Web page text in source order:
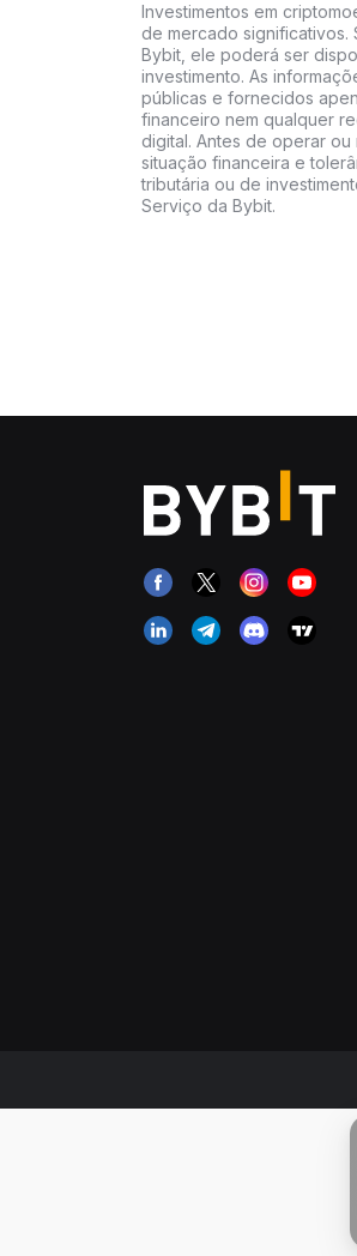
Investimentos em
de mercado
Bybit, ele poderá ser
investimento. As
públicas e fornecidos
financeiro nem qualquer
digital. Antes de operar
situação financeira e
tributária ou de
Serviço da Bybit.